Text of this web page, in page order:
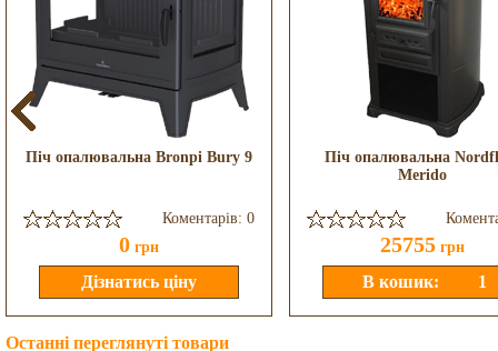
Піч опалювальна Bronpi Bury 9
Коментарів: 0
0 грн
Піч опалювальна
Merido
25755 грн
Останні переглянуті товари